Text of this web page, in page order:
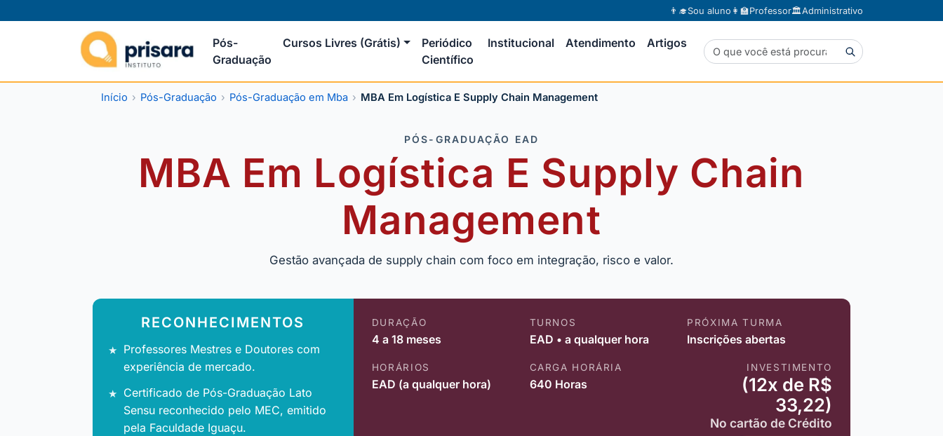
👨‍🎓Sou aluno 👩‍🏫Professor🏛️Administrativo
Pós-
Graduação
Cursos Livres (Grátis)
Periódico
Científico
Institucional Atendimento Artigos
Início Pós-Graduação Pós-Graduação em Mba MBA Em Logística E Supply Chain Management
PÓS-GRADUAÇÃO EAD
MBA Em Logística E Supply Chain
Management
Gestão avançada de supply chain com foco em integração, risco e valor.
RECONHECIMENTOS
Professores Mestres e Doutores com
experiência de mercado.
Certificado de Pós-Graduação Lato
Sensu reconhecido pelo MEC, emitido
pela Faculdade Iguaçu.
DURAÇÃO
4 a 18 meses
TURNOS
EAD • a qualquer hora
PRÓXIMA TURMA
Inscrições abertas
HORÁRIOS
EAD (a qualquer hora)
CARGA HORÁRIA
640 Horas
INVESTIMENTO
(12x de R$
33,22)
No cartão de Crédito